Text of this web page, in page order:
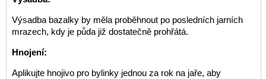
Výsadba bazalky by měla proběhnout po posledních jarních
mrazech, kdy je půda již dostatečně prohřátá.
Hnojení:
Aplikujte hnojivo pro bylinky jednou za rok na jaře, aby